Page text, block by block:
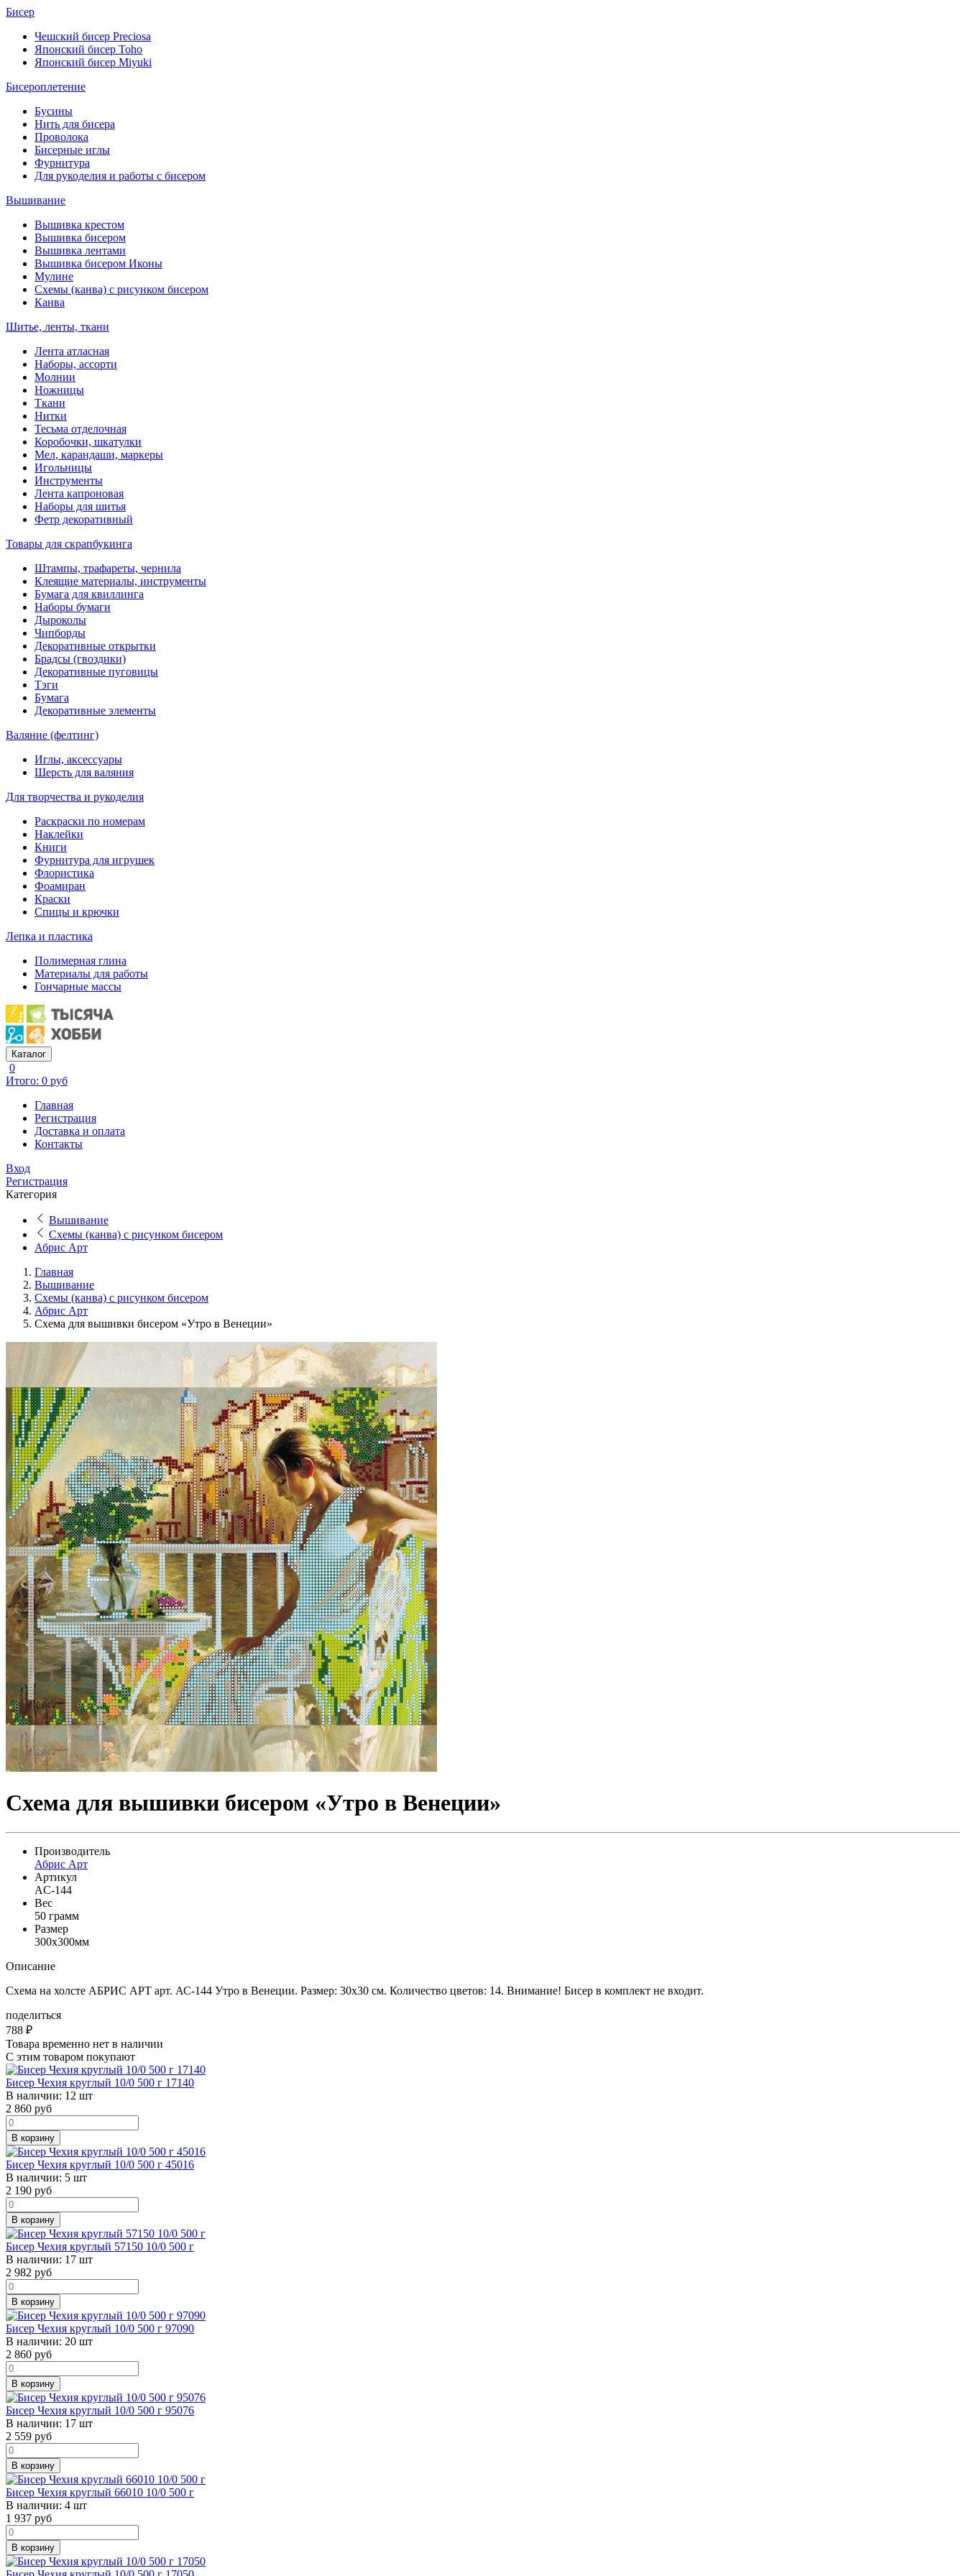
Бисер
Чешский бисер Preciosa
Японский бисер Toho
Японский бисер Miyuki
Бисероплетение
Бусины
Нить для бисера
Проволока
Бисерные иглы
Фурнитура
Для рукоделия и работы с бисером
Вышивание
Вышивка крестом
Вышивка бисером
Вышивка лентами
Вышивка бисером Иконы
Мулине
Схемы (канва) с рисунком бисером
Канва
Шитье, ленты, ткани
Лента атласная
Наборы, ассорти
Молнии
Ножницы
Ткани
Нитки
Тесьма отделочная
Коробочки, шкатулки
Мел, карандаши, маркеры
Игольницы
Инструменты
Лента капроновая
Наборы для шитья
Фетр декоративный
Товары для скрапбукинга
Штампы, трафареты, чернила
Клеящие материалы, инструменты
Бумага для квиллинга
Наборы бумаги
Дыроколы
Чипборды
Декоративные открытки
Брадсы (гвоздики)
Декоративные пуговицы
Тэги
Бумага
Декоративные элементы
Валяние (фелтинг)
Иглы, аксессуары
Шерсть для валяния
Для творчества и рукоделия
Раскраски по номерам
Наклейки
Книги
Фурнитура для игрушек
Флористика
Фоамиран
Краски
Спицы и крючки
Лепка и пластика
Полимерная глина
Материалы для работы
Гончарные массы
Каталог
0
Итого: 0 руб
Главная
Регистрация
Доставка и оплата
Контакты
Вход
Регистрация
Категория
Вышивание
Схемы (канва) с рисунком бисером
Абрис Арт
Главная
Вышивание
Схемы (канва) с рисунком бисером
Абрис Арт
Схема для вышивки бисером «Утро в Венеции»
Схема для вышивки бисером «Утро в Венеции»
Производитель
Абрис Арт
Артикул
AC-144
Вес
50 грамм
Размер
300x300мм
Описание
Схема на холсте АБРИС АРТ арт. АС-144 Утро в Венеции. Размер: 30х30 см. Количество цветов: 14. Внимание! Бисер в комплект не входит.
поделиться
788 ₽
Товара временно нет в наличии
С этим товаром покупают
Бисер Чехия круглый 10/0 500 г 17140
В наличии: 12 шт
2 860 руб
В корзину
Бисер Чехия круглый 10/0 500 г 45016
В наличии: 5 шт
2 190 руб
В корзину
Бисер Чехия круглый 57150 10/0 500 г
В наличии: 17 шт
2 982 руб
В корзину
Бисер Чехия круглый 10/0 500 г 97090
В наличии: 20 шт
2 860 руб
В корзину
Бисер Чехия круглый 10/0 500 г 95076
В наличии: 17 шт
2 559 руб
В корзину
Бисер Чехия круглый 66010 10/0 500 г
В наличии: 4 шт
1 937 руб
В корзину